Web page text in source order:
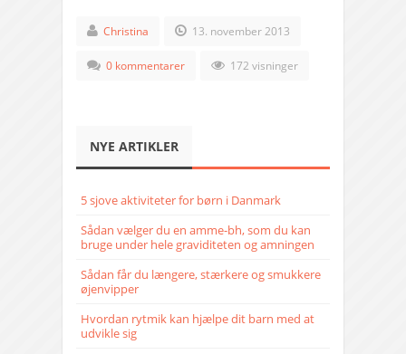
Christina 13. november 2013
0 kommentarer 172 visninger
NYE ARTIKLER
5 sjove aktiviteter for børn i Danmark
Sådan vælger du en amme-bh, som du kan
bruge under hele graviditeten og amningen
Sådan får du længere, stærkere og smukkere
øjenvipper
Hvordan rytmik kan hjælpe dit barn med at
udvikle sig